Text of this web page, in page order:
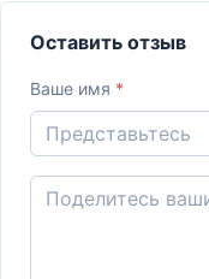
Оставить отзыв
Ваше имя *